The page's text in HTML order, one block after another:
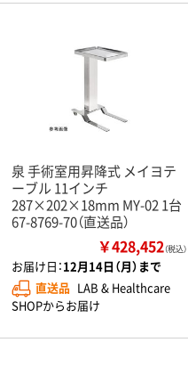
泉 手術室用昇降式 メイヨテ
ーブル 11インチ
287×202×18mm MY-02 1台
67-8769-70（直送品）
￥428,452（税込）
お届け日：12月14日（月）まで
直送品 LAB & Healthcare
SHOPからお届け